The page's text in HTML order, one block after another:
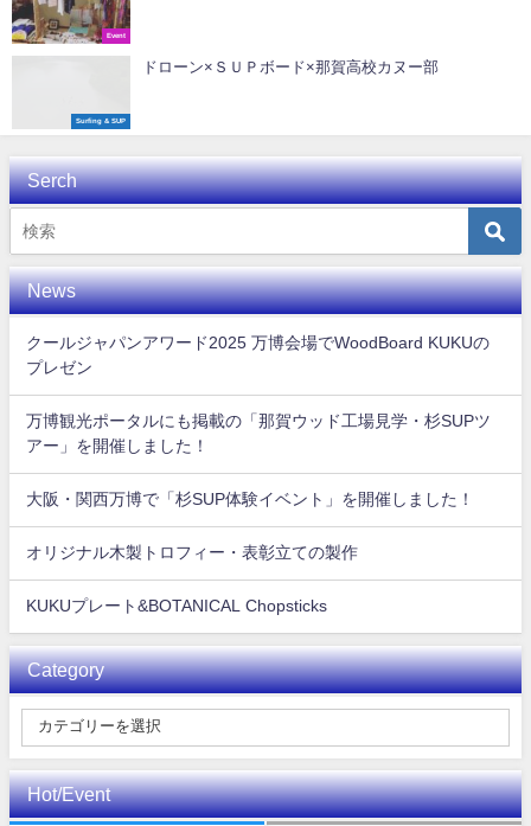
Event
Surfing & SUP
ドローン×ＳＵＰボード×那賀高校カヌー部
Serch
News
クールジャパンアワード2025 万博会場でWoodBoard KUKUの
プレゼン
万博観光ポータルにも掲載の「那賀ウッド工場見学・杉SUPツ
アー」を開催しました！
大阪・関西万博で「杉SUP体験イベント」を開催しました！
オリジナル木製トロフィー・表彰立ての製作
KUKUプレート&BOTANICAL Chopsticks
Category
Hot/Event